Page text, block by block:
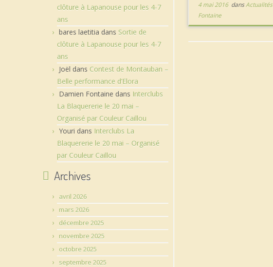
clôture à Lapanouse pour les 4-7
ans
bares laetitia dans Sortie de
clôture à Lapanouse pour les 4-7
ans
Joël dans Contest de Montauban –
Belle performance d’Elora
Damien Fontaine dans Interclubs
La Blaquererie le 20 mai –
Organisé par Couleur Caillou
Youri dans Interclubs La
Blaquererie le 20 mai – Organisé
par Couleur Caillou
Archives
avril 2026
mars 2026
décembre 2025
novembre 2025
octobre 2025
septembre 2025
4 mai 2016dansActualités
Fontaine